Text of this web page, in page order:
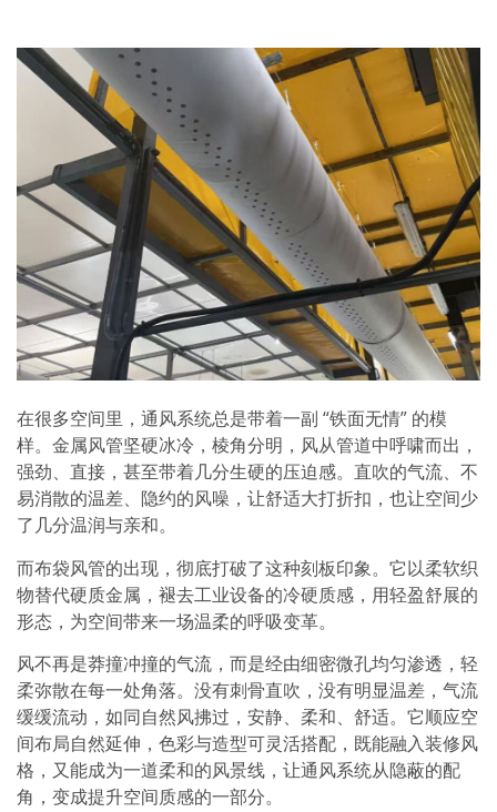
在很多空间里，通风系统总是带着一副 “铁面无情” 的模
样。金属风管坚硬冰冷，棱角分明，风从管道中呼啸而出，
强劲、直接，甚至带着几分生硬的压迫感。直吹的气流、不
易消散的温差、隐约的风噪，让舒适大打折扣，也让空间少
了几分温润与亲和。
而布袋风管的出现，彻底打破了这种刻板印象。它以柔软织
物替代硬质金属，褪去工业设备的冷硬质感，用轻盈舒展的
形态，为空间带来一场温柔的呼吸变革。
风不再是莽撞冲撞的气流，而是经由细密微孔均匀渗透，轻
柔弥散在每一处角落。没有刺骨直吹，没有明显温差，气流
缓缓流动，如同自然风拂过，安静、柔和、舒适。它顺应空
间布局自然延伸，色彩与造型可灵活搭配，既能融入装修风
格，又能成为一道柔和的风景线，让通风系统从隐蔽的配
角，变成提升空间质感的一部分。